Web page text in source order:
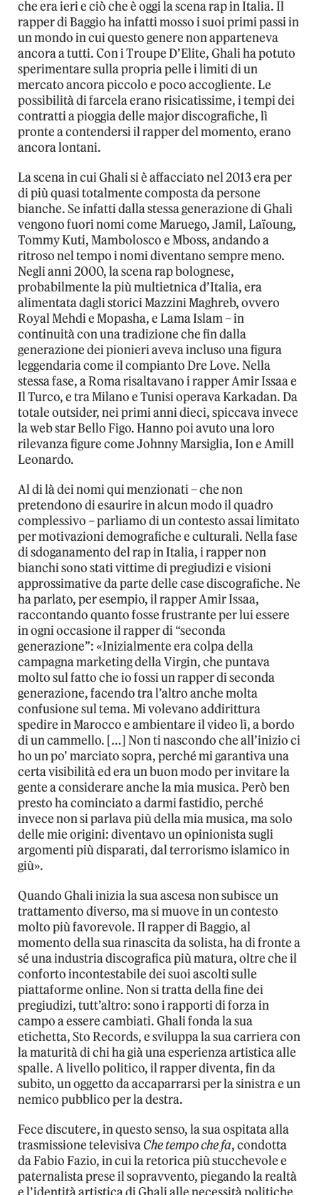
che era ieri e ciò che è oggi la scena rap in Italia. Il
rapper di Baggio ha infatti mosso i suoi primi passi in
un mondo in cui questo genere non apparteneva
ancora a tutti. Con i Troupe D’Elite, Ghali ha potuto
sperimentare sulla propria pelle i limiti di un
mercato ancora piccolo e poco accogliente. Le
possibilità di farcela erano risicatissime, i tempi dei
contratti a pioggia delle major discografiche, lì
pronte a contendersi il rapper del momento, erano
ancora lontani.
La scena in cui Ghali si è affacciato nel 2013 era per
di più quasi totalmente composta da persone
bianche. Se infatti dalla stessa generazione di Ghali
vengono fuori nomi come Maruego, Jamil, Laïoung,
Tommy Kuti, Mambolosco e Mboss, andando a
ritroso nel tempo i nomi diventano sempre meno.
Negli anni 2000, la scena rap bolognese,
probabilmente la più multietnica d’Italia, era
alimentata dagli storici Mazzini Maghreb, ovvero
Royal Mehdi e Mopasha, e Lama Islam – in
continuità con una tradizione che fin dalla
generazione dei pionieri aveva incluso una figura
leggendaria come il compianto Dre Love. Nella
stessa fase, a Roma risaltavano i rapper Amir Issaa e
Il Turco, e tra Milano e Tunisi operava Karkadan. Da
totale outsider, nei primi anni dieci, spiccava invece
la web star Bello Figo. Hanno poi avuto una loro
rilevanza figure come Johnny Marsiglia, Ion e Amill
Leonardo.
Al di là dei nomi qui menzionati – che non
pretendono di esaurire in alcun modo il quadro
complessivo – parliamo di un contesto assai limitato
per motivazioni demografiche e culturali. Nella fase
di sdoganamento del rap in Italia, i rapper non
bianchi sono stati vittime di pregiudizi e visioni
approssimative da parte delle case discografiche. Ne
ha parlato, per esempio, il rapper Amir Issaa,
raccontando quanto fosse frustrante per lui essere
in ogni occasione il rapper di “seconda
generazione”: «Inizialmente era colpa della
campagna marketing della Virgin, che puntava
molto sul fatto che io fossi un rapper di seconda
generazione, facendo tra l’altro anche molta
confusione sul tema. Mi volevano addirittura
spedire in Marocco e ambientare il video lì, a bordo
di un cammello. […] Non ti nascondo che all’inizio ci
ho un po’ marciato sopra, perché mi garantiva una
certa visibilità ed era un buon modo per invitare la
gente a considerare anche la mia musica. Però ben
presto ha cominciato a darmi fastidio, perché
invece non si parlava più della mia musica, ma solo
delle mie origini: diventavo un opinionista sugli
argomenti più disparati, dal terrorismo islamico in
giù».
Quando Ghali inizia la sua ascesa non subisce un
trattamento diverso, ma si muove in un contesto
molto più favorevole. Il rapper di Baggio, al
momento della sua rinascita da solista, ha di fronte a
sé una industria discografica più matura, oltre che il
conforto incontestabile dei suoi ascolti sulle
piattaforme online. Non si tratta della fine dei
pregiudizi, tutt’altro: sono i rapporti di forza in
campo a essere cambiati. Ghali fonda la sua
etichetta, Sto Records, e sviluppa la sua carriera con
la maturità di chi ha già una esperienza artistica alle
spalle. A livello politico, il rapper diventa, fin da
subito, un oggetto da accaparrarsi per la sinistra e un
nemico pubblico per la destra.
Fece discutere, in questo senso, la sua ospitata alla
trasmissione televisivaChe tempo che fa, condotta
da Fabio Fazio, in cui la retorica più stucchevole e
paternalista prese il sopravvento, piegando la realtà